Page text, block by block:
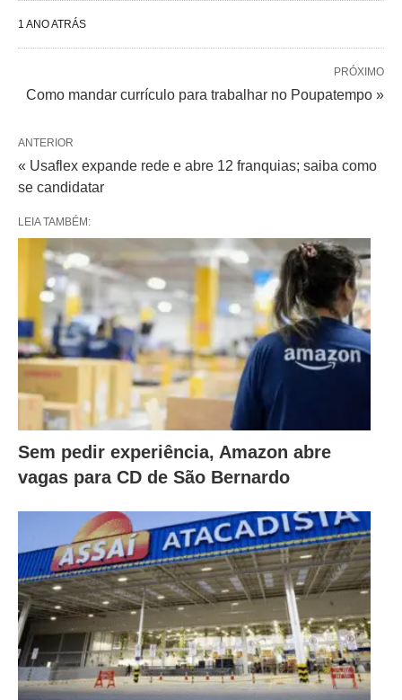
1 ANO ATRÁS
PRÓXIMO
Como mandar currículo para trabalhar no Poupatempo »
ANTERIOR
« Usaflex expande rede e abre 12 franquias; saiba como
se candidatar
LEIA TAMBÉM:
Sem pedir experiência, Amazon abre
vagas para CD de São Bernardo